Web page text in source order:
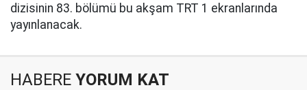
dizisinin 83. bölümü bu akşam TRT 1 ekranlarında
yayınlanacak.
HABERE YORUM KAT